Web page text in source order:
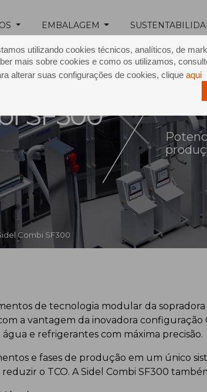
utilizando cookies técnicos, analíticos, de
mais sobre cookies e como os utilizamos,
alterar suas configurações de cookies, clique aqui
EMBALAGEM
Combi SF300
SF300
de tecnologia modular da sopradora
a vantagem da inovadora configuração
e refrigerantes com máxima precisão.
e fases de produção em um único
o TCO. A Sidel Combi SF300